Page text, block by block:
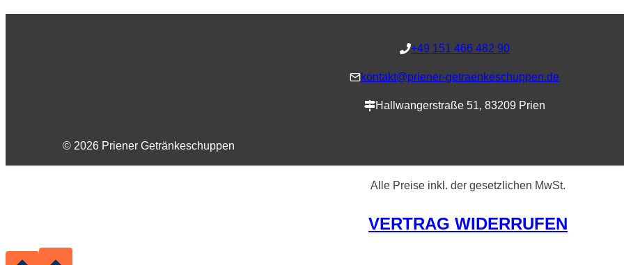
+49 151 466 482 90
kontakt@priener-getraenkeschuppen.de
Hallwangerstraße 51, 83209 Prien
© 2026 Priener Getränkeschuppen
Alle Preise inkl. der gesetzlichen MwSt.
VERTRAG WIDERRUFEN